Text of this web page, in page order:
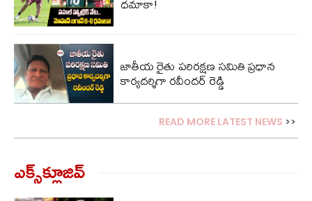
జాతీయ రైతు పరిరక్షణ సమితి ప్రధాన
కార్యదర్శిగా రవీందర్ రెడ్డి
READ MORE LATEST NEWS >>
ఎక్స్‌క్లూజివ్‌